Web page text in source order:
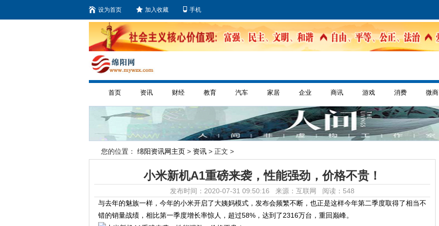
设为首页 加入收藏 手机
首页 资讯 财经 教育 汽车 家居 企业 商讯 游戏 消费 微商
您的位置： 绵阳资讯网主页 > 资讯 > 正文 >
小米新机A1重磅来袭，性能强劲，价格不贵！
发布时间：2020-07-31 09:50:16 来源：互联网 阅读：548
与去年的魅族一样，今年的小米开启了大姨妈模式，发布会频繁不断，也正是这样今年第二季度取得了相当不
错的销量战绩，相比第一季度增长率惊人，超过58%，达到了2316万台，重回巅峰。